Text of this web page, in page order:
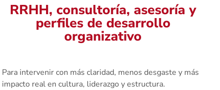
RRHH, consultoría, asesoría y
perfiles de desarrollo
organizativo
Para intervenir con más claridad, menos desgaste y más
impacto real en cultura, liderazgo y estructura.